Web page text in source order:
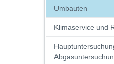
Umbauten
Klimaservice und